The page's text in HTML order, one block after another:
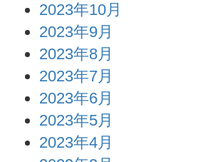
2023年10月
2023年9月
2023年8月
2023年7月
2023年6月
2023年5月
2023年4月